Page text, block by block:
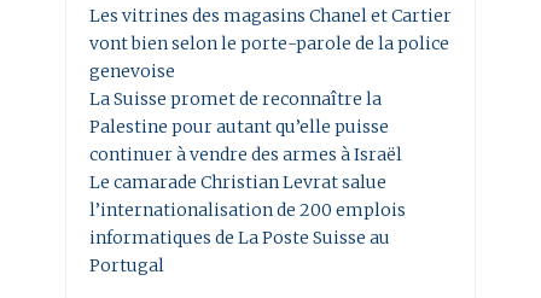
Les vitrines des magasins Chanel et Cartier
vont bien selon le porte-parole de la police
genevoise
La Suisse promet de reconnaître la
Palestine pour autant qu’elle puisse
continuer à vendre des armes à Israël
Le camarade Christian Levrat salue
l’internationalisation de 200 emplois
informatiques de La Poste Suisse au
Portugal